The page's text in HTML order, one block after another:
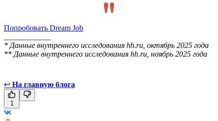
Попробовать Dream Job
* Данные внутреннего исследования hh.ru, октябрь 2025 года
** Данные внутреннего исследования hh.ru, ноябрь 2025 года
↩ На главную блога
1